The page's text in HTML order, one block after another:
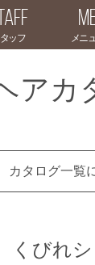
カタログ一覧
くびれ